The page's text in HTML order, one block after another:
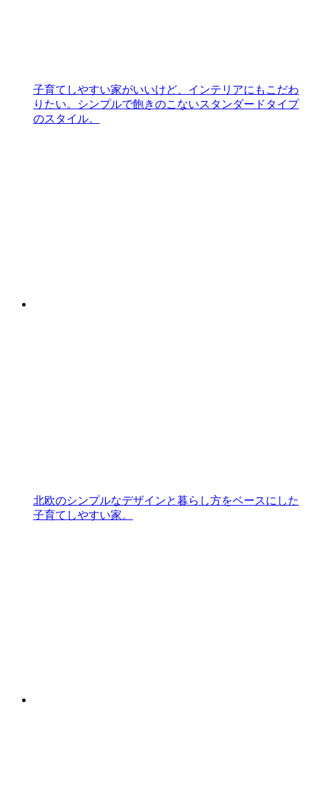
子育てしやすい家がいいけど、インテリアにもこだわ
りたい。シンプルで飽きのこないスタンダードタイプ
のスタイル。
北欧のシンプルなデザインと暮らし方をベースにした
子育てしやすい家。